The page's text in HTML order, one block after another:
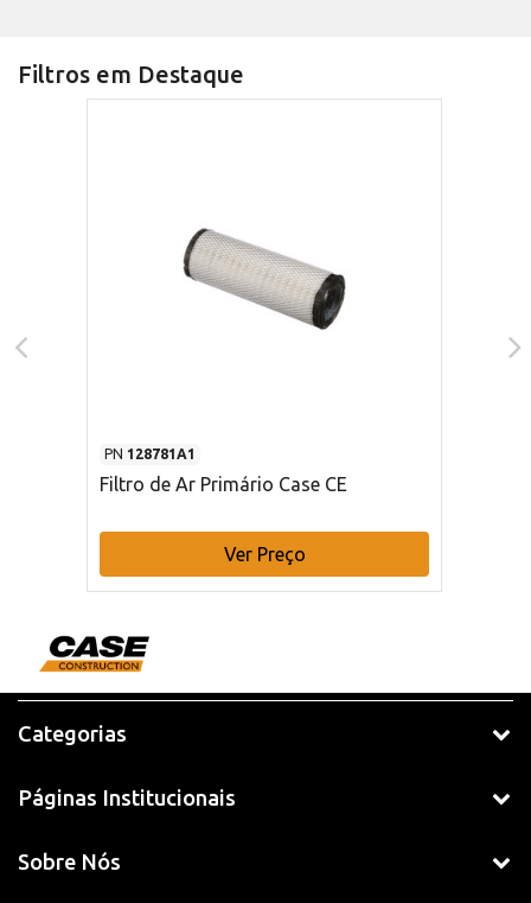
Filtros em Destaque
PN 128781A1
Filtro de Ar Primário Case CE
Ver Preço
Categorias
Páginas Institucionais
Sobre Nós